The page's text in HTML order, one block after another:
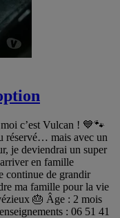
c’est Vulcan ! 💙🐾
réservé… mais avec un
je deviendrai un super
en famille
continue de grandir
ma famille pour la vie
🎂 Âge : 2 mois
: 06 51 41